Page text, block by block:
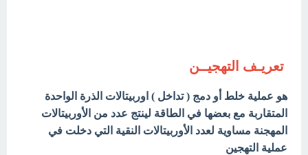
تعريـف التهجيــن
هو عملية خلط أو دمج ( تداخل ) اوربيتالات الذرة الواحدة
المتقاربة مع بعضها في الطاقة لينتج عدد من الأوربيتالات
المهجنة مساوية لعدد الأوربيتالات النقية التي دخلت في
عملية التهجين